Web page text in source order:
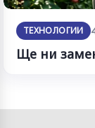
ТЕХНОЛОГИИ
Ще ни